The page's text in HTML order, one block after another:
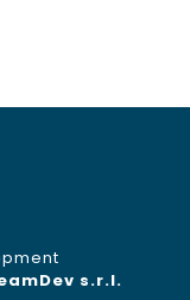
s.r.l.